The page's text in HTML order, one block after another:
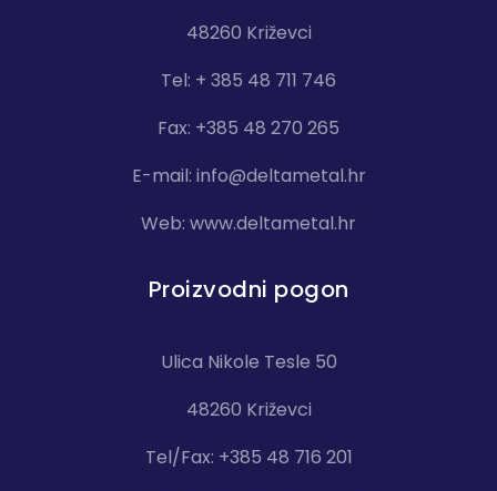
48260 Križevci
Tel: + 385 48 711 746
Fax: +385 48 270 265
E-mail: info@deltametal.hr
Web: www.deltametal.hr
Proizvodni pogon
Ulica Nikole Tesle 50
48260 Križevci
Tel/Fax: +385 48 716 201